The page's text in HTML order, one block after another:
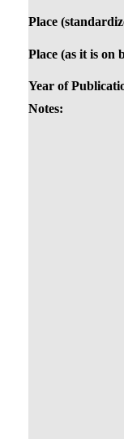
Place
Place (as it is on
Year of
Notes: